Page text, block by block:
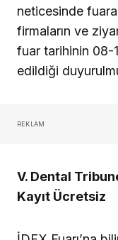
neticesinde fuara
firmaların ve
fuar tarihinin 08-
edildiği
REKLAM
V. Dental
Kayıt Ücretsiz